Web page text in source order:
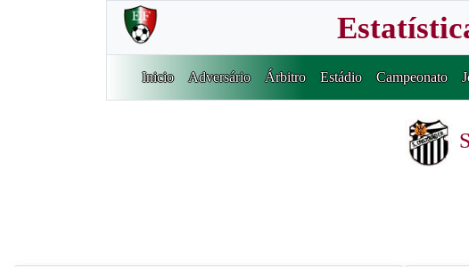
Inicio Adversário Árbitro Estádio Campeonato